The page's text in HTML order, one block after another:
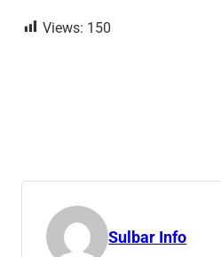
Views: 150
Sulbar Info